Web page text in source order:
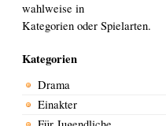
wahlweise in
Kategorien oder Spielarten.
Kategorien
Drama
Einakter